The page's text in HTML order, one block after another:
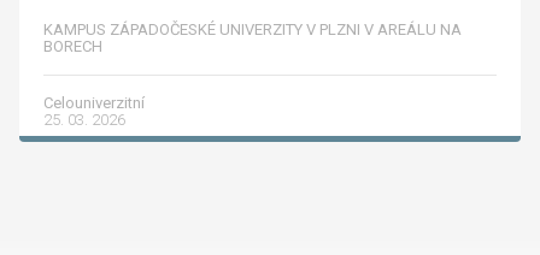
KAMPUS ZÁPADOČESKÉ UNIVERZITY V PLZNI V AREÁLU NA
BORECH
Celouniverzitní
25. 03. 2026